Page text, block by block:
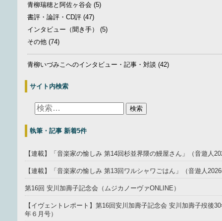
青柳瑞穂と阿佐ヶ谷会 (5)
書評・論評・CD評 (47)
インタビュー（聞き手）
(5)
その他 (74)
青柳いづみこへのインタビュー・記事・対談 (42)
サイト内検索
執筆・記事 新着5件
【連載】「音楽家の愉しみ 第14回杉並界隈の鰻屋さん」（音遊人
【連載】「音楽家の愉しみ 第13回ワルシャワごはん」（音遊人
第16回 安川加壽子記念会（ムジカノーヴァONLINE）
【イヴェントレポート】第16回安川加壽子記念会 安川加壽子歿後
年６月号）